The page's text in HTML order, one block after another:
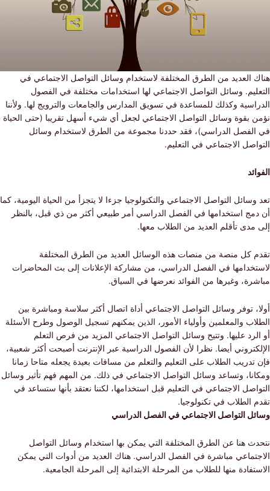
العديد من الطرق المختلفة لاستخدام وسائل التواصل الاجتماعي في
وسائل التواصل الاجتماعي لها استخدامات مختلفة في الفصول
وكذلك للمساعدة في تسويق المدارس والجامعات والترويج لها. ولأننا
بقوة وسائل التواصل الاجتماعي لجعل أي شيء أسهل تقريبا (حتى الحياة
الدراسي)، فقد حددنا مجموعة من الطرق لاستخدام وسائل
الاجتماعي في التعليم.
التواصل الاجتماعي والتكنولوجيا جزءا لا يتجزأ من الحياة اليومية، كما
استخدامها في الفصل الدراسي أمر طبيعي أكثر من ذي قبل، بالنظر
تأقلم العديد من الطلاب معها.
كل منصة من منصات هذه الوسائل العديد من الطرق المختلفة
في الفصل الدراسي، من مشاركة الإعلانات إلى بث المحاضرات
وغيرها من الفوائد نعرضها في السياق.
توفر وسائل التواصل الاجتماعي أداة اتصال أكثر سلاسة ومباشرة بين
والمعلمين وأولياء الأمور، الذين يمكنهم تسجيل الوصول وطرح الأسئلة
عليها. وتتيح وسائل التواصل الاجتماعي المزيد من فرص التعلم
أيضا. نظرا لأن الفصول الدراسية عبر الإنترنت أصبحت أكثر شعبية،
الطلاب على التعليم والتعلم من مسافات بعيدة يجعله متاحا زمانا
وتساعد وسائل التواصل الاجتماعي في ذلك. من المهم فهم تأثير وسائل
الاجتماعي في التعليم قبل استخدامها، لكننا نعتقد بأنها ستساعد في
الطلاب في تكنولوجيا.
التواصل الاجتماعي في الفصل الدراسي
هنا عن الطرق المختلفة التي يمكن بها استخدام وسائل التواصل
مباشرة في الفصل الدراسي. هناك العديد من أدوات التي يمكن
منها للطلاب من المرحلة الابتدائية إلى المرحلة الجامعية.